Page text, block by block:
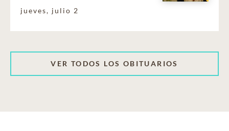
jueves, julio 2
VER TODOS LOS OBITUARIOS